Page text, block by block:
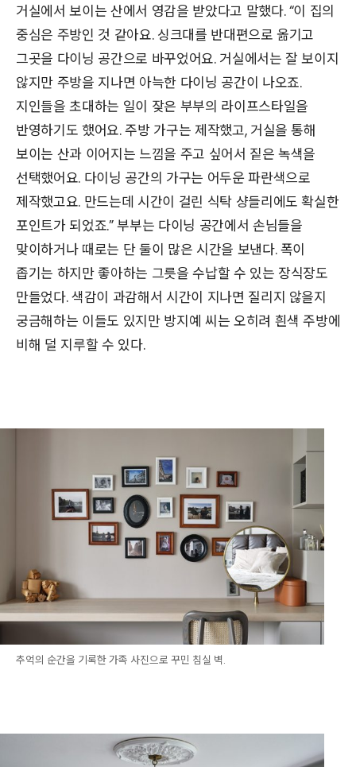
거실에서 보이는 산에서 영감을 받았다고 말했다. “이 집의
중심은 주방인 것 같아요. 싱크대를 반대편으로 옮기고
그곳을 다이닝 공간으로 바꾸었어요. 거실에서는 잘 보이지
않지만 주방을 지나면 아늑한 다이닝 공간이 나오죠.
지인들을 초대하는 일이 잦은 부부의 라이프스타일을
반영하기도 했어요. 주방 가구는 제작했고, 거실을 통해
보이는 산과 이어지는 느낌을 주고 싶어서 짙은 녹색을
선택했어요. 다이닝 공간의 가구는 어두운 파란색으로
제작했고요. 만드는데 시간이 걸린 식탁 샹들리에도 확실한
포인트가 되었죠.” 부부는 다이닝 공간에서 손님들을
맞이하거나 때로는 단 둘이 많은 시간을 보낸다. 폭이
좁기는 하지만 좋아하는 그릇을 수납할 수 있는 장식장도
만들었다. 색감이 과감해서 시간이 지나면 질리지 않을지
궁금해하는 이들도 있지만 방지예 씨는 오히려 흰색 주방에
비해 덜 지루할 수 있다.
추억의 순간을 기록한 가족 사진으로 꾸민 침실 벽.